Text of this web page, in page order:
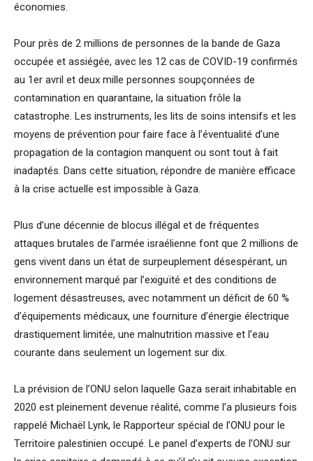
économies.
Pour près de 2 millions de personnes de la bande de Gaza
occupée et assiégée, avec les 12 cas de COVID-19 confirmés
au 1er avril et deux mille personnes soupçonnées de
contamination en quarantaine, la situation frôle la
catastrophe. Les instruments, les lits de soins intensifs et les
moyens de prévention pour faire face à l’éventualité d’une
propagation de la contagion manquent ou sont tout à fait
inadaptés. Dans cette situation, répondre de manière efficace
à la crise actuelle est impossible à Gaza.
Plus d’une décennie de blocus illégal et de fréquentes
attaques brutales de l’armée israélienne font que 2 millions de
gens vivent dans un état de surpeuplement désespérant, un
environnement marqué par l’exiguïté et des conditions de
logement désastreuses, avec notamment un déficit de 60 %
d’équipements médicaux, une fourniture d’énergie électrique
drastiquement limitée, une malnutrition massive et l’eau
courante dans seulement un logement sur dix.
La prévision de l’ONU selon laquelle Gaza serait inhabitable en
2020 est pleinement devenue réalité, comme l’a plusieurs fois
rappelé Michaël Lynk, le Rapporteur spécial de l’ONU pour le
Territoire palestinien occupé. Le panel d’experts de l’ONU sur